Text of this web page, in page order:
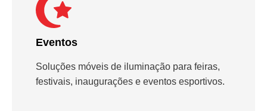
Eventos
Soluções móveis de iluminação para feiras,
festivais, inaugurações e eventos esportivos.